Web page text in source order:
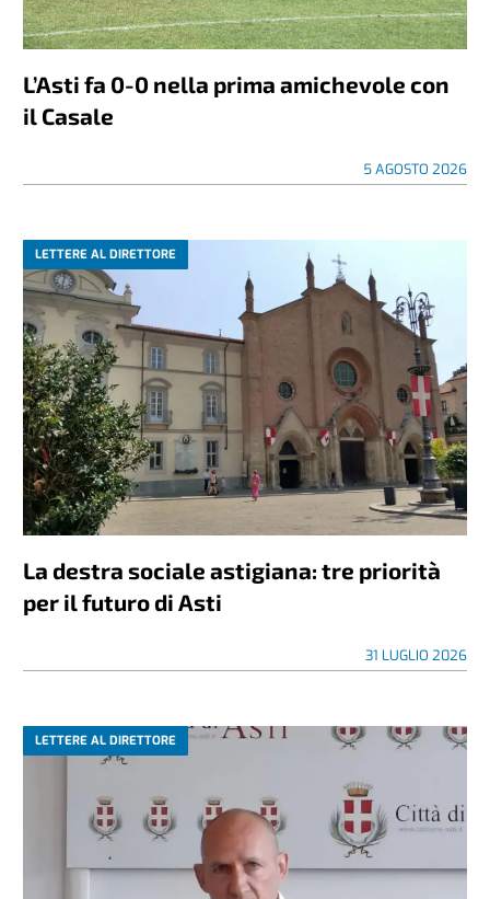
L’Asti fa 0-0 nella prima amichevole con
il Casale
5 AGOSTO 2026
LETTERE AL DIRETTORE
La destra sociale astigiana: tre priorità
per il futuro di Asti
31 LUGLIO 2026
LETTERE AL DIRETTORE